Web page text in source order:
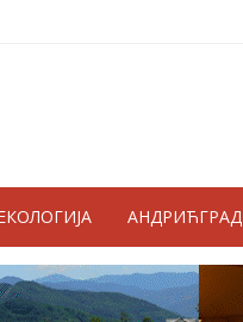
АНДРИЋГРАД